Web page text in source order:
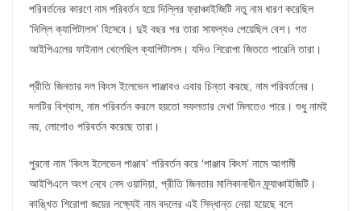
পরিবর্তনের কারণে নাম পরিবর্তন হয়ে দিল্লির ফ্রাঞ্চাইজিটি নতু নাম ধারণ করেছিল
‘দিল্লি ক্যাপিটালস’ হিসেবে। দুই বছর পর তারা সাফল্যও পেয়েছিল বেশ। গত
আইপিএলের ফাইনাল খেলেছিল ক্যাপিটালস। যদিও শিরোপা জিততে পারেনি তারা।
প্রীতি জিনতার দল কিংস ইলেভেন পাঞ্জাবও এবার চিন্তা করছে, নাম পরিবর্তনের।
দলটির বিশ্বাস, নাম পরিবর্তন করলে হয়তো সফলতার দেখা মিলতেও পারে। শুধু নামই
নয়, লোগোও পরিবর্তন করেছে তারা।
পুরনো নাম ‘কিংস ইলেভেন পাঞ্জাব’ পরিবর্তন করে ‘পাঞ্জাব কিংস’ নামে আগামী
আইপিএলে অংশ নেবে নেস ওয়াদিয়া, প্রীতি জিনতার মালিকানাধীন ফ্র্যাঞ্চাইজিটি।
কাঙ্খিত শিরোপা জয়ের লক্ষ্যেই নাম বদলের এই সিদ্ধান্ত নেয়া হয়েছে বলে